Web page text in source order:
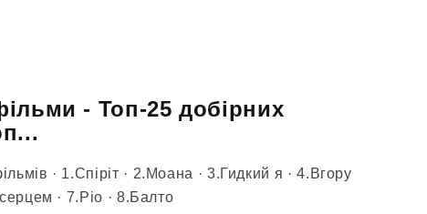
- Топ-25 добірних
· 1.Спіріт · 2.Моана · 3.Гидкий я · 4.Вгору
· 7.Ріо · 8.Балто